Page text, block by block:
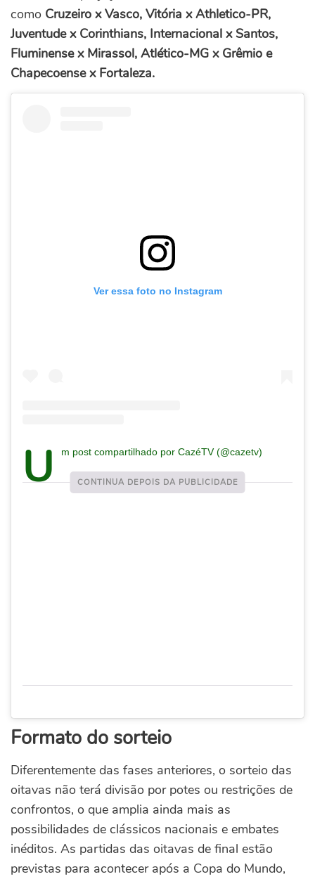
como Cruzeiro x Vasco, Vitória x Athletico-PR,
Juventude x Corinthians, Internacional x Santos,
Fluminense x Mirassol, Atlético-MG x Grêmio e
Chapecoense x Fortaleza.
Ver essa foto no Instagram
Um post compartilhado por CazéTV (@cazetv)
Formato do sorteio
Diferentemente das fases anteriores, o sorteio das
oitavas não terá divisão por potes ou restrições de
confrontos, o que amplia ainda mais as
possibilidades de clássicos nacionais e embates
inéditos. As partidas das oitavas de final estão
previstas para acontecer após a Copa do Mundo,